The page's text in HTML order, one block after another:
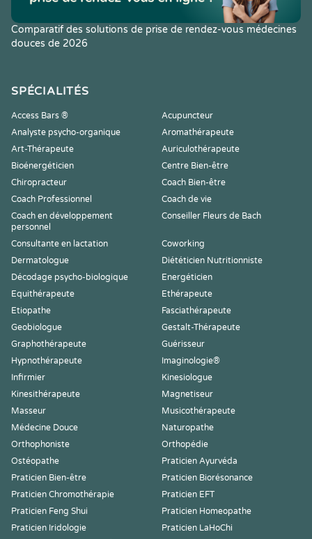
Comparatif des solutions de prise de rendez-vous médecines
douces de 2026
SPÉCIALITÉS
Access Bars ®
Acupuncteur
Analyste psycho-organique
Aromathérapeute
Art-Thérapeute
Auriculothérapeute
Bioénergéticien
Centre Bien-être
Chiropracteur
Coach Bien-être
Coach Professionnel
Coach de vie
Coach en développement
personnel
Conseiller Fleurs de Bach
Consultante en lactation
Coworking
Dermatologue
Diététicien Nutritionniste
Décodage psycho-biologique
Energéticien
Equithérapeute
Ethérapeute
Etiopathe
Fasciathérapeute
Geobiologue
Gestalt-Thérapeute
Graphothérapeute
Guérisseur
Hypnothérapeute
Imaginologie®
Infirmier
Kinesiologue
Kinesithérapeute
Magnetiseur
Masseur
Musicothérapeute
Médecine Douce
Naturopathe
Orthophoniste
Orthopédie
Ostéopathe
Praticien Ayurvéda
Praticien Bien-être
Praticien Biorésonance
Praticien Chromothérapie
Praticien EFT
Praticien Feng Shui
Praticien Homeopathe
Praticien Iridologie
Praticien LaHoChi